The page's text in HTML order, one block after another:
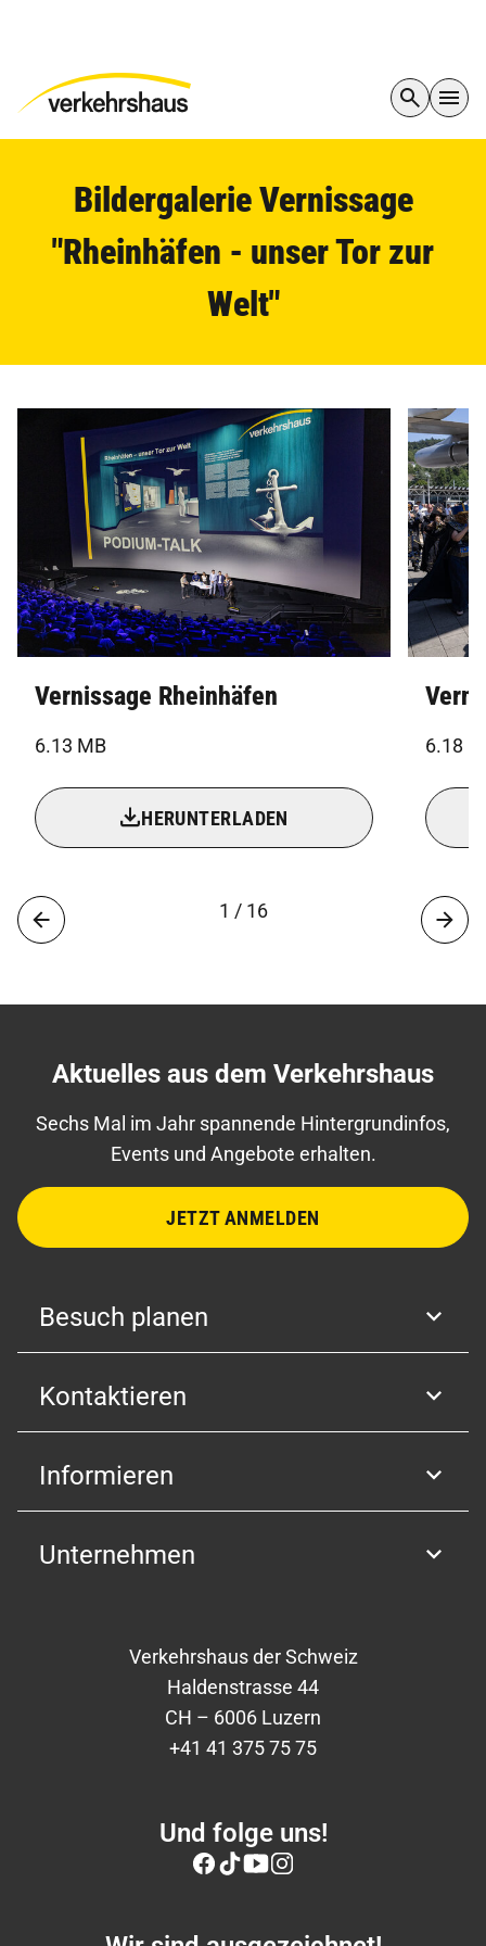
Bildergalerie Vernissage
"Rheinhäfen - unser Tor zur
Welt"
Vernissage Rheinhäfen
6.13 MB
HERUNTERLADEN
6.18
1 / 16
Aktuelles aus dem Verkehrshaus
Sechs Mal im Jahr spannende Hintergrundinfos,
Events und Angebote erhalten.
JETZT ANMELDEN
Besuch planen
Kontaktieren
Informieren
Unternehmen
Verkehrshaus der Schweiz
Haldenstrasse 44
CH – 6006 Luzern
+41 41 375 75 75
Und folge uns!